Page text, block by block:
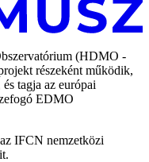
(HDMO -
részeként működik,
tagja az európai
EDMO
IFCN nemzetközi